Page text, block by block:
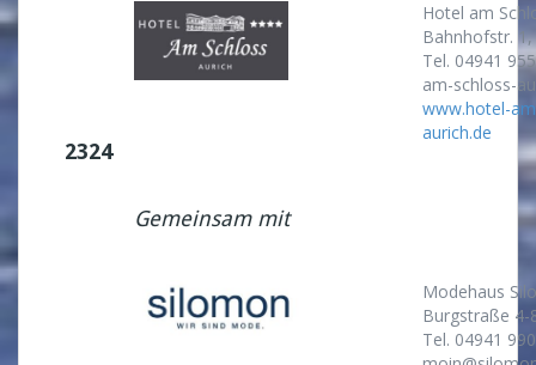
2324
Hotel am
Bahnhofstr.
Tel. 04941
am-schloss-
www.hotel-
aurich.de
Gemeinsam mit
Modehaus
Burgstraße 4-
Tel. 04941